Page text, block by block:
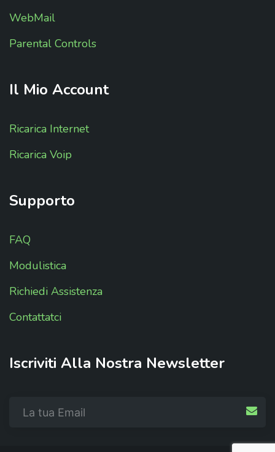
WebMail
Parental Controls
Il Mio Account
Ricarica Internet
Ricarica Voip
Supporto
FAQ
Modulistica
Richiedi Assistenza
Contattatci
Iscriviti Alla Nostra Newsletter